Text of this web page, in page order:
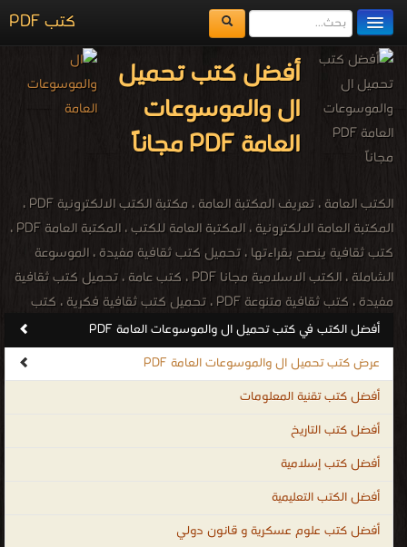
كتب PDF
مكتبة الكتب
المكتبات
يُقرأ حالياً
الفهرس
اضف كتاب
أفضل كتب تحميل
ال والموسوعات
العامة PDF مجاناً
الكتب العامة ، تعريف المكتبة العامة ، مكتبة الكتب الالكترونية PDF ،
المكتبة العامة الالكترونية ، المكتبة العامة للكتب ، المكتبة العامة PDF ،
كتب ثقافية ينصح بقراءتها ، تحميل كتب ثقافية مفيدة ، الموسوعة
الشاملة ، الكتب الاسلامية مجانا PDF ، كتب عامة ، تحميل كتب ثقافية
مفيدة ، كتب ثقافية متنوعة PDF ، تحميل كتب ثقافية فكرية ، كتب
ثقافية ينصح بقراءتها ، تحميل كتب ثقافية مجانا PDF ، كتب معلومات
عامة PDF ، مكتبة الكتب الالكترونية ، كتب متنوعة ، كتب مصورة ، كتب
صوتية ، كتب اون لاين ، كتب عامة للتحميل ، كتب عامة للقراءة ، كتب
عامة مجانية ، كتب اسلامية عامة ، كتب ثقافية عامة ، كتب عامة فى
الطبخ ، كتب عامة فى التاريخ ، كتب عامة فى الشعر ، تحميل ال
والموسوعات العامة
أفضل الكتب في كتب تحميل ال والموسوعات العامة PDF
عرض كتب تحميل ال والموسوعات العامة PDF
أفضل كتب تقنية المعلومات
أفضل كتب التاريخ
أفضل كتب إسلامية
أفضل الكتب التعليمية
أفضل كتب علوم عسكرية و قانون دولي